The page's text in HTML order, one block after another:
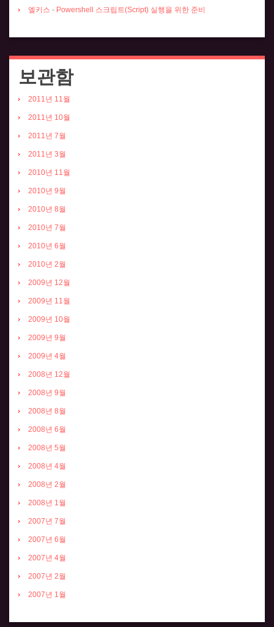
엘키스 - Powershell 스크립트(Script) 실행을 위한 준비
보관함
2011년 11월
2011년 10월
2011년 7월
2011년 3월
2010년 11월
2010년 9월
2010년 8월
2010년 7월
2010년 6월
2010년 2월
2009년 12월
2009년 11월
2009년 10월
2009년 9월
2009년 4월
2008년 12월
2008년 9월
2008년 8월
2008년 6월
2008년 5월
2008년 4월
2008년 2월
2008년 1월
2007년 7월
2007년 6월
2007년 4월
2007년 2월
2007년 1월